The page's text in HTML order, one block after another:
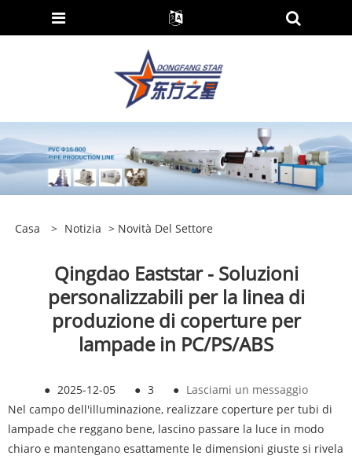
Casa > Notizia > Novità Del Settore
Qingdao Eaststar - Soluzioni
personalizzabili per la linea di
produzione di coperture per
lampade in PC/PS/ABS
● 2025-12-05 ● 3 ● Lasciami un messaggio
Nel campo dell'illuminazione, realizzare coperture per tubi di
lampade che reggano bene, lascino passare la luce in modo
chiaro e mantengano esattamente le dimensioni giuste si rivela